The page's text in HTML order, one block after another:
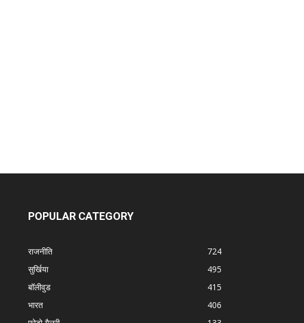
POPULAR CATEGORY
राजनीति
724
सुर्खिया
495
बॉलीवुड
415
भारत
406